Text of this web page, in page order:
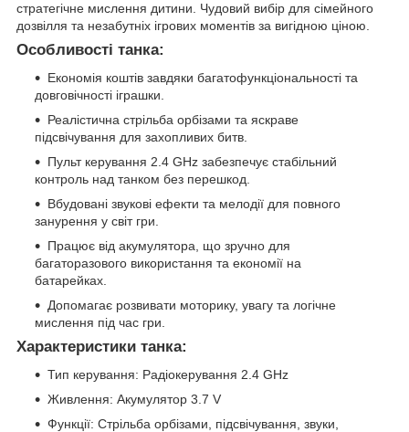
стратегічне мислення дитини. Чудовий вибір для сімейного
дозвілля та незабутніх ігрових моментів за вигідною ціною.
Особливості танка:
Економія коштів завдяки багатофункціональності та
довговічності іграшки.
Реалістична стрільба орбізами та яскраве
підсвічування для захопливих битв.
Пульт керування 2.4 GHz забезпечує стабільний
контроль над танком без перешкод.
Вбудовані звукові ефекти та мелодії для повного
занурення у світ гри.
Працює від акумулятора, що зручно для
багаторазового використання та економії на
батарейках.
Допомагає розвивати моторику, увагу та логічне
мислення під час гри.
Характеристики танка:
Тип керування: Радіокерування 2.4 GHz
Живлення: Акумулятор 3.7 V
Функції: Стрільба орбізами, підсвічування, звуки,